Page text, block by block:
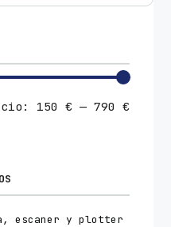
Precio
Precio
150 €— 790 €
escaner y plotter